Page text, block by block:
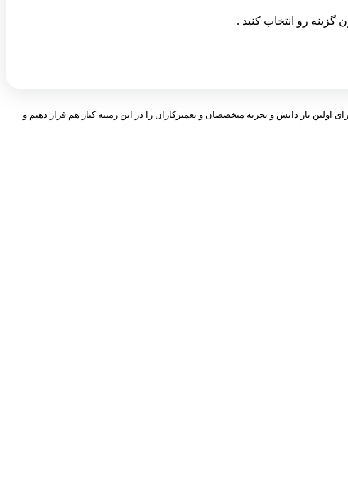
بار دانش و تجربه متخصصان و تعمیرکاران را در این زمینه کنار هم قرار دهیم و